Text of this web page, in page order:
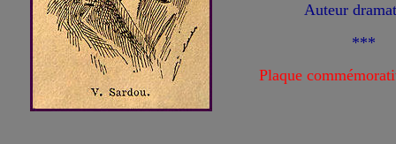
Auteur
***
Plaque